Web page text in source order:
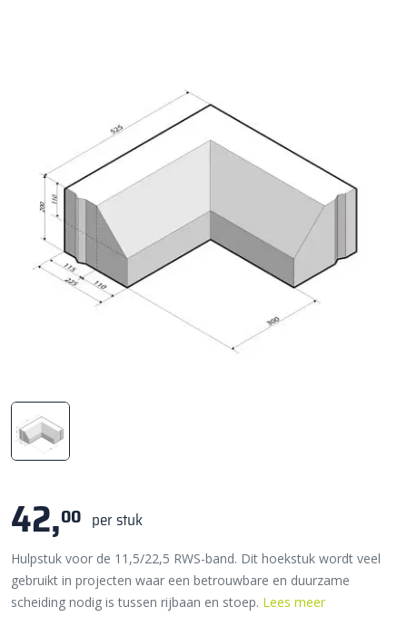
42,00 per stuk
Hulpstuk voor de 11,5/22,5 RWS-band. Dit hoekstuk wordt veel
gebruikt in projecten waar een betrouwbare en duurzame
scheiding nodig is tussen rijbaan en stoep. Lees meer